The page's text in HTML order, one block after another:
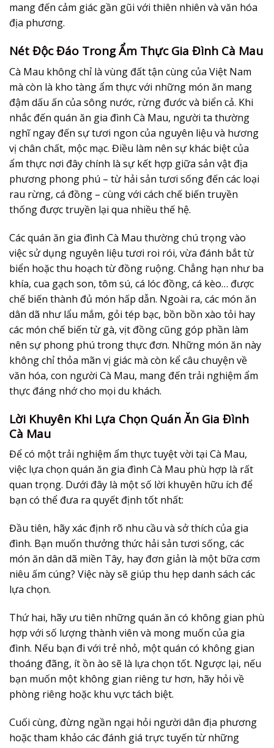
mang đến cảm giác gần gũi với thiên nhiên và văn hóa
địa phương.
Nét Độc Đáo Trong Ẩm Thực Gia Đình Cà Mau
Cà Mau không chỉ là vùng đất tận cùng của Việt Nam
mà còn là kho tàng ẩm thực với những món ăn mang
đậm dấu ấn của sông nước, rừng đước và biển cả. Khi
nhắc đến quán ăn gia đình Cà Mau, người ta thường
nghĩ ngay đến sự tươi ngon của nguyên liệu và hương
vị chân chất, mộc mạc. Điều làm nên sự khác biệt của
ẩm thực nơi đây chính là sự kết hợp giữa sản vật địa
phương phong phú – từ hải sản tươi sống đến các loại
rau rừng, cá đồng – cùng với cách chế biến truyền
thống được truyền lại qua nhiều thế hệ.
Cácquán ăn gia đình Cà Mau thường chú trọng vào
việc sử dụng nguyên liệu tươi roi rói, vừa đánh bắt từ
biển hoặc thu hoạch từ đồng ruộng. Chẳng hạn như ba
khía, cua gạch son, tôm sú, cá lóc đồng, cá kèo… được
chế biến thành đủ món hấp dẫn. Ngoài ra, các món ăn
dân dã như lẩu mắm, gỏi tép bạc, bồn bồn xào tỏi hay
các món chế biến từ gà, vịt đồng cũng góp phần làm
nên sự phong phú trong thực đơn. Những món ăn này
không chỉ thỏa mãn vị giác mà còn kể câu chuyện về
văn hóa, con người Cà Mau, mang đến trải nghiệm ẩm
thực đáng nhớ cho mọi du khách.
Lời Khuyên Khi Lựa Chọn Quán Ăn Gia Đình
Cà Mau
Để có một trải nghiệm ẩm thực tuyệt vời tại Cà Mau,
việc lựa chọn quán ăn gia đình Cà Mau phù hợp là rất
quan trọng. Dưới đây là một số lời khuyên hữu ích để
bạn có thể đưa ra quyết định tốt nhất:
Đầu tiên, hãy xác định rõ nhu cầu và sở thích của gia
đình. Bạn muốn thưởng thức hải sản tươi sống, các
món ăn dân dã miền Tây, hay đơn giản là một bữa cơm
niêu ấm cúng? Việc này sẽ giúp thu hẹp danh sách các
lựa chọn.
Thứ hai, hãy ưu tiên những quán ăn có không gian phù
hợp với số lượng thành viên và mong muốn của gia
đình. Nếu bạn đi với trẻ nhỏ, một quán có không gian
thoáng đãng, ít ồn ào sẽ là lựa chọn tốt. Ngược lại, nếu
bạn muốn một không gian riêng tư hơn, hãy hỏi về
phòng riêng hoặc khu vực tách biệt.
Cuối cùng, đừng ngần ngại hỏi người dân địa phương
hoặc tham khảo các đánh giá trực tuyến từ những